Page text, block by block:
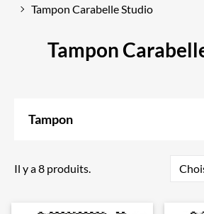
Tampon Carabelle Studio
Tampon
Tampon
Il y a 8 produits.